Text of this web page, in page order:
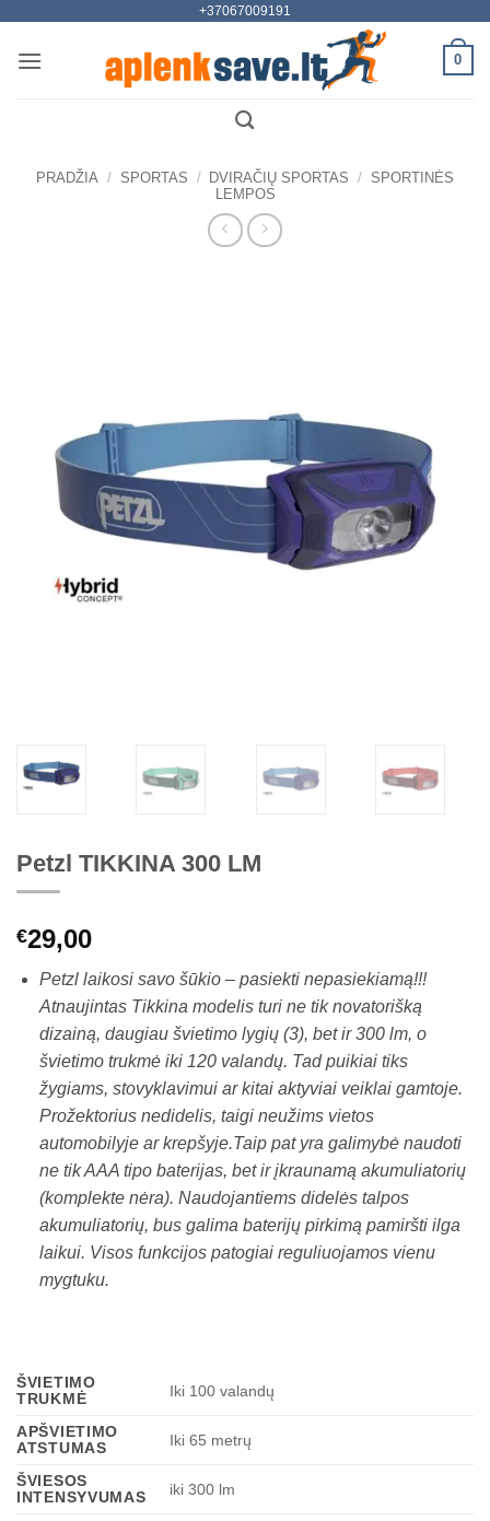
content
+37067009191
0
PRADŽIA / SPORTAS / DVIRAČIŲ SPORTAS / SPORTINĖS
LEMPOS
Petzl TIKKINA 300 LM
€29,00
Petzl laikosi savo šūkio – pasiekti nepasiekiamą!!!
Atnaujintas Tikkina modelis turi ne tik novatorišką
dizainą, daugiau švietimo lygių (3), bet ir 300 lm, o
švietimo trukmė iki 120 valandų. Tad puikiai tiks
žygiams, stovyklavimui ar kitai aktyviai veiklai gamtoje.
Prožektorius nedidelis, taigi neužims vietos
automobilyje ar krepšyje.Taip pat yra galimybė naudoti
ne tik AAA tipo baterijas, bet ir įkraunamą akumuliatorių
(komplekte nėra). Naudojantiems didelės talpos
akumuliatorių, bus galima baterijų pirkimą pamiršti ilga
laikui. Visos funkcijos patogiai reguliuojamos vienu
mygtuku.
ŠVIETIMO
TRUKMĖ
Iki 100 valandų
APŠVIETIMO
ATSTUMAS
Iki 65 metrų
ŠVIESOS
INTENSYVUMAS
iki 300 lm